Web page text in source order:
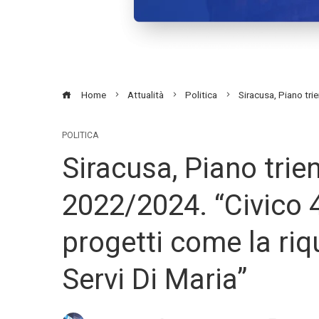
Home Attualità Politica Siracusa, Piano
POLITICA
Siracusa, Piano
2022/2024. “Civico
progetti come la
Servi Di Maria”